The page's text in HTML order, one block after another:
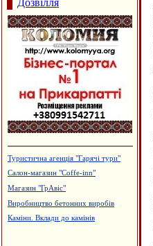
Дозвілля
Магазин "Жалюзі"
Сімейний пансіон "На Куті"
Меража ювелірних магазинів "АГАТ"
Кафе "Звенислава"
Готельно-ресторанний комплекс